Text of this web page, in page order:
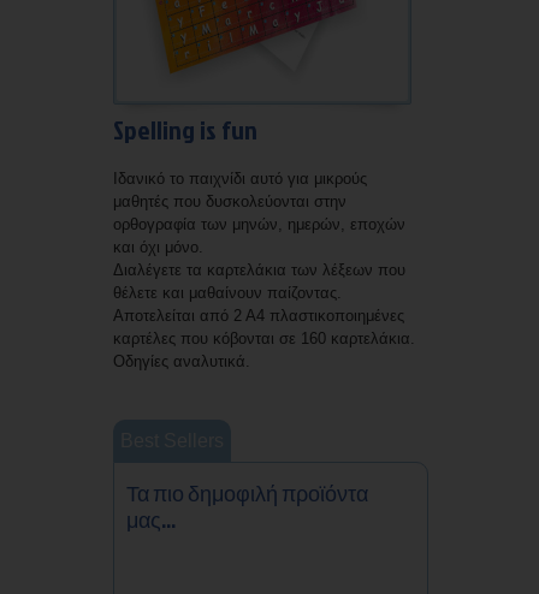
Spelling is fun
Ιδανικό το παιχνίδι αυτό για μικρούς
μαθητές που δυσκολεύονται στην
ορθογραφία των μηνών, ημερών, εποχών
και όχι μόνο.
Διαλέγετε τα καρτελάκια των λέξεων που
θέλετε και μαθαίνουν παίζοντας.
Αποτελείται από 2 Α4 πλαστικοποιημένες
καρτέλες που κόβονται σε 160 καρτελάκια.
Οδηγίες αναλυτικά.
Τα πιο δημοφιλή προϊόντα
μας...